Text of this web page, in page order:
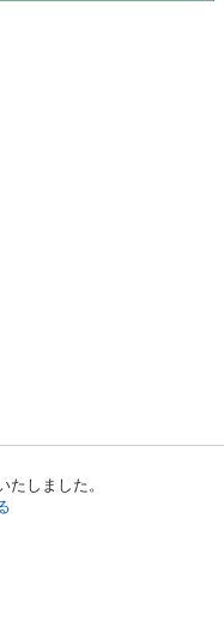
しました。